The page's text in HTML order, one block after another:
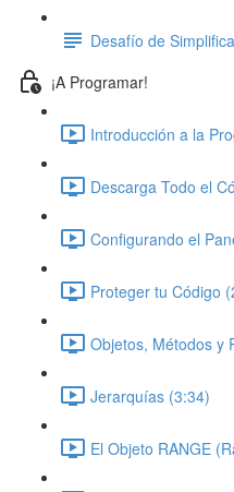
Desafío de
¡A Programar!
Introducción a la
Descarga Todo el
Configurando el
Proteger tu Código
Objetos, Métodos y
Jerarquías (3:34)
El Objeto RANGE